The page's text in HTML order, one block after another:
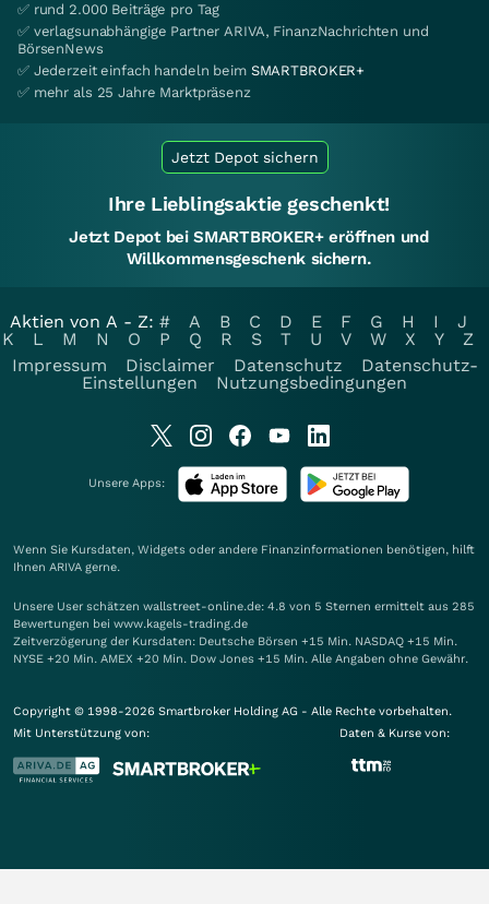
✅ rund 2.000 Beiträge pro Tag
✅ verlagsunabhängige Partner ARIVA, FinanzNachrichten und
BörsenNews
✅ Jederzeit einfach handeln beim SMARTBROKER+
✅ mehr als 25 Jahre Marktpräsenz
Jetzt Depot sichern
Ihre Lieblingsaktie geschenkt!
Jetzt Depot bei SMARTBROKER+ eröffnen und
Willkommensgeschenk sichern.
Aktien von A - Z: # A B C D E F G H I
J
K
L M N O P Q R S T U V W X Y
Z
Impressum
Disclaimer Datenschutz
Datenschutz-
Einstellungen
Nutzungsbedingungen
Unsere Apps:
Wenn Sie Kursdaten, Widgets oder andere Finanzinformationen benötigen, hilft
Ihnen ARIVA gerne.
Unsere User schätzen wallstreet-online.de: 4.8 von 5 Sternen ermittelt aus 285
Bewertungen bei www.kagels-trading.de
Zeitverzögerung der Kursdaten: Deutsche Börsen +15 Min. NASDAQ +15 Min.
NYSE +20 Min. AMEX +20 Min. Dow Jones +15 Min. Alle Angaben ohne Gewähr.
Copyright © 1998-2026 Smartbroker Holding AG - Alle Rechte vorbehalten.
Mit Unterstützung von:
Daten & Kurse von: